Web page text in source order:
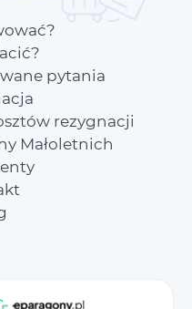
pytania
rezygnacji
Małoletnich